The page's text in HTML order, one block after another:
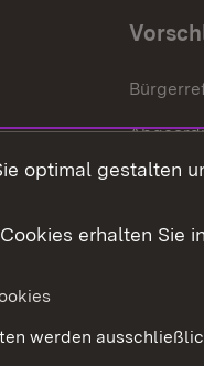
optimal gestalten
erhalten Sie
werden